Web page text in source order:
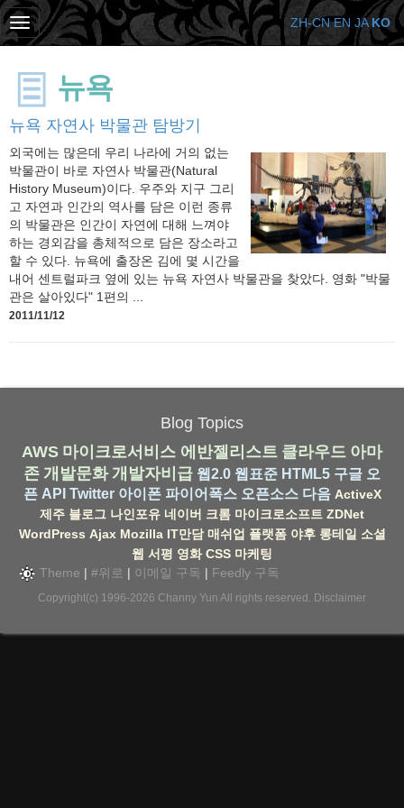
뉴욕
뉴욕 자연사 박물관 탐방기
외국에는 많은데 우리 나라에 거의 없는
박물관이 바로 자연사 박물관(Natural
History Museum)이다. 우주와 지구 그리
고 자연과 인간의 역사를 담은 이런 종류
의 박물관은 인간이 자연에 대해 느껴야
하는 경외감을 총체적으로 담은 장소라고
할 수 있다. 뉴욕에 출장온 김에 몇 시간을
내어 센트럴파크 옆에 있는 뉴욕 자연사 박물관을 찾았다. 영화 "박물
관은 살아있다" 1편의 ...
2011/11/12
Blog Topics
AWS 마이크로서비스 에반젤리스트 클라우드 아마
존 개발문화 개발자비급 웹2.0 웹표준 HTML5 구글 오
픈 API Twitter 아이폰 파이어폭스 오픈소스 다음 ActiveX
제주 블로그 나인포유 네이버 크롬 마이크로소프트 ZDNet
WordPress Ajax Mozilla IT만담 매쉬업 플랫폼 야후 롱테일 소셜
웹 서평 영화 CSS 마케팅
Theme | #위로 | 이메일 구독 | Feedly 구독
Copyright(c) 1996-2026 Channy Yun All rights reserved. Disclaimer
ZH-CN EN JA KO